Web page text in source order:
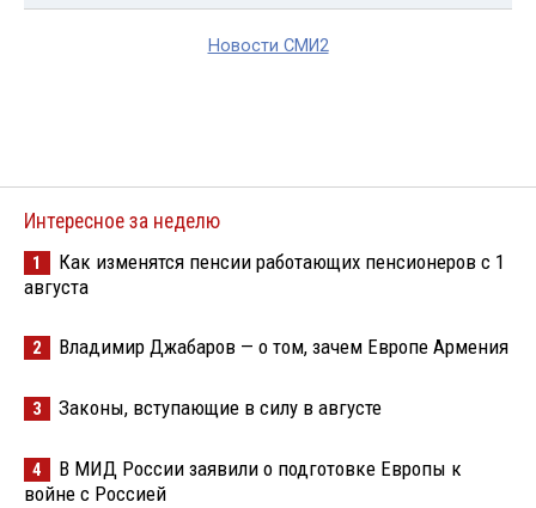
Новости СМИ2
Интересное за неделю
1
Как изменятся пенсии работающих пенсионеров с 1
августа
2 Владимир Джабаров — о том, зачем Европе Армения
3 Законы, вступающие в силу в августе
4
В МИД России заявили о подготовке Европы к
войне с Россией